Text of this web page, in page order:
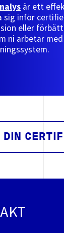
är ett
sig inför
eller
ni arbetar med
DIN